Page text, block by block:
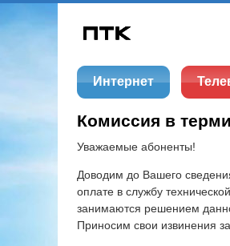
Интернет
Комиссия в
Уважаемые абоненты!
Доводим до Вашего
оплате в службу
занимаются решением
Приносим свои извинения